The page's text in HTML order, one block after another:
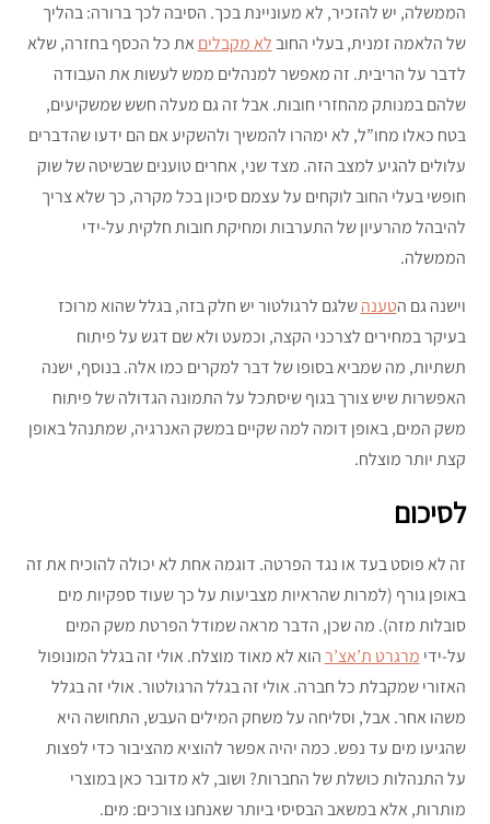
הממשלה, יש להזכיר, לא מעוניינת בכך. הסיבה לכך ברורה: בהליך
של הלאמה זמנית, בעלי החובלא מקבלים את כל הכסף בחזרה, שלא
לדבר על הריבית. זה מאפשר למנהלים ממש לעשות את העבודה
שלהם במנותק מהחזרי חובות. אבל זה גם מעלה חשש שמשקיעים,
בטח כאלו מחו”ל, לא ימהרו להמשיך ולהשקיע אם הם ידעו שהדברים
עלולים להגיע למצב הזה. מצד שני, אחרים טוענים שבשיטה של שוק
חופשי בעלי החוב לוקחים על עצמם סיכון בכל מקרה, כך שלא צריך
להיבהל מהרעיון של התערבות ומחיקת חובות חלקית על-ידי
הממשלה.
וישנה גם הטענהשלגם לרגולטור יש חלק בזה, בגלל שהוא מרוכז
בעיקר במחירים לצרכני הקצה, וכמעט ולא שם דגש על פיתוח
תשתיות, מה שמביא בסופו של דבר למקרים כמו אלה. בנוסף, ישנה
האפשרות שיש צורך בגוף שיסתכל על התמונה הגדולה של פיתוח
משק המים, באופן דומה למה שקיים במשק האנרגיה, שמתנהל באופן
קצת יותר מוצלח.
לסיכום
זה לא פוסט בעד או נגד הפרטה. דוגמה אחת לא יכולה להוכיח את זה
באופן גורף (למרות שהראיות מצביעות על כך שעוד ספקיות מים
סובלות מזה). מה שכן, הדבר מראה שמודל הפרטת משק המים
על-ידי מרגרט ת’אצ’רהוא לא מאוד מוצלח. אולי זה בגלל המונופול
האזורי שמקבלת כל חברה. אולי זה בגלל הרגולטור. אולי זה בגלל
משהו אחר. אבל, וסליחה על משחק המילים העבש, התחושה היא
שהגיעו מים עד נפש. כמה יהיה אפשר להוציא מהציבור כדי לפצות
על התנהלות כושלת של החברות? ושוב, לא מדובר כאן במוצרי
מותרות, אלא במשאב הבסיסי ביותר שאנחנו צורכים: מים.